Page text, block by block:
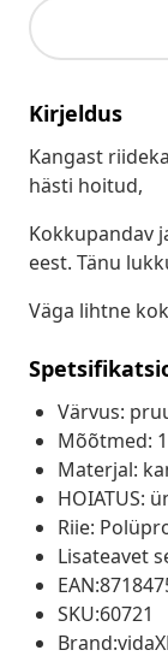
Kirjeldus
Kangast
hästi hoitud,
Kokkupandav
eest. Tänu
Väga lihtne
Värvus:
Mõõtmed:
Materjal:
HOIATUS:
Riie:
Lisateavet
SKU:60721